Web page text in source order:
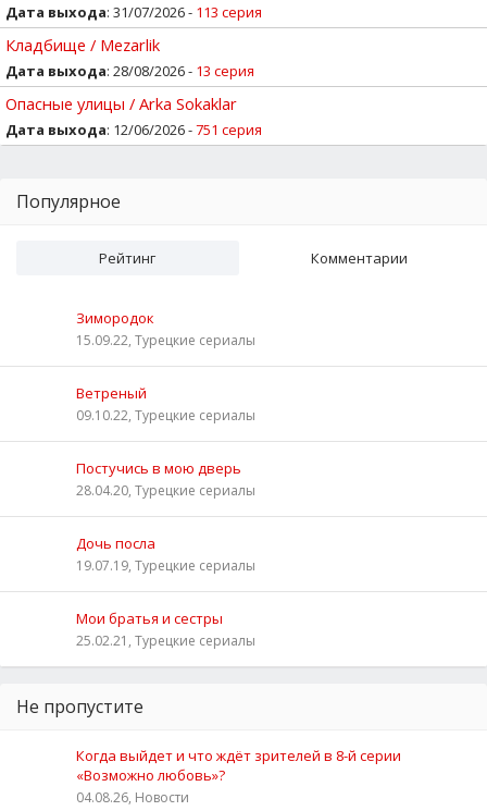
Дата выхода: 31/07/2026 - 113 серия
Кладбище / Mezarlik
Дата выхода: 28/08/2026 - 13 серия
Опасные улицы / Arka Sokaklar
Дата выхода: 12/06/2026 -751 серия
Популярное
Рейтинг Комментарии
Зимородок
15.09.22, Турецкие сериалы
Ветреный
09.10.22, Турецкие сериалы
Постучись в мою дверь
28.04.20, Турецкие сериалы
Дочь посла
19.07.19, Турецкие сериалы
Мои братья и сестры
25.02.21, Турецкие сериалы
Не пропустите
Когда выйдет и что ждёт зрителей в 8-й серии
«Возможно любовь»?
04.08.26, Новости